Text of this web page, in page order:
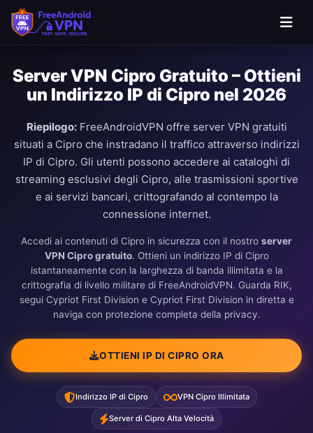
Server VPN Cipro Gratuito – Ottieni
un Indirizzo IP di Cipro nel 2026
Riepilogo:FreeAndroidVPN offre server VPN gratuiti
situati a Cipro che instradano il traffico attraverso indirizzi
IP di Cipro. Gli utenti possono accedere ai cataloghi di
streaming esclusivi degli Cipro, alle trasmissioni sportive
e ai servizi bancari, crittografando al contempo la
connessione internet.
Accedi ai contenuti di Cipro in sicurezza con il nostro server
VPN Cipro gratuito. Ottieni un indirizzo IP di Cipro
istantaneamente con la larghezza di banda illimitata e la
crittografia di livello militare di FreeAndroidVPN. Guarda RIK,
segui Cypriot First Division e Cypriot First Division in diretta e
naviga con protezione completa della privacy.
OTTIENI IP DI CIPRO ORA
Indirizzo IP di Cipro VPN Cipro Illimitata
Server di Cipro Alta Velocità